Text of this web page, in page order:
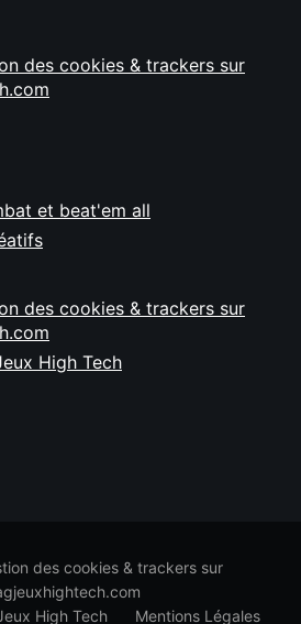
des cookies & trackers sur
et beat'em all
des cookies & trackers sur
High Tech
des cookies & trackers sur
High Tech
Mentions Légales